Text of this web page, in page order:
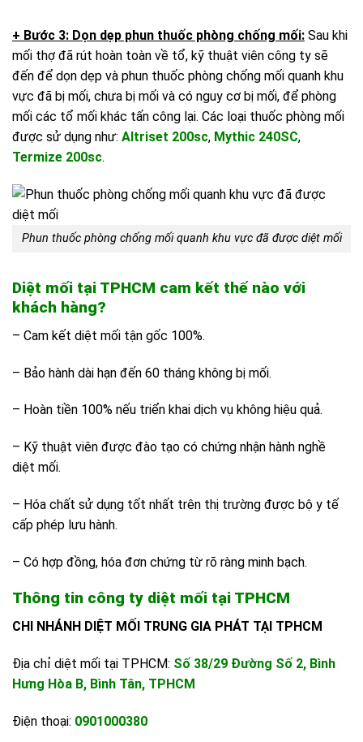
+ Bước 3: Dọn dẹp phun thuốc phòng chống mối: Sau khi
mối thợ đã rút hoàn toàn về tổ, kỹ thuật viên công ty sẽ
đến để dọn dẹp và phun thuốc phòng chống mối quanh khu
vực đã bị mối, chưa bị mối và có nguy cơ bị mối, để phòng
mối các tổ mối khác tấn công lại. Các loại thuốc phòng mối
được sử dụng như: Altriset 200sc, Mythic 240SC,
Termize 200sc.
Phun thuốc phòng chống mối quanh khu vực đã được diệt mối
Diệt mối tại TPHCM cam kết thế nào với
khách hàng?
– Cam kết diệt mối tận gốc 100%.
– Bảo hành dài hạn đến 60 tháng không bị mối.
– Hoàn tiền 100% nếu triển khai dịch vụ không hiệu quả.
– Kỹ thuật viên được đào tạo có chứng nhận hành nghề
diệt mối.
– Hóa chất sử dụng tốt nhất trên thị trường được bộ y tế
cấp phép lưu hành.
– Có hợp đồng, hóa đơn chứng từ rõ ràng minh bạch.
Thông tin công ty diệt mối tại TPHCM
CHI NHÁNH DIỆT MỐI TRUNG GIA PHÁT TẠI TPHCM
Địa chỉ diệt mối tại TPHCM: Số 38/29 Đường Số 2, Bình
Hưng Hòa B, Bình Tân, TPHCM
Điện thoại: 0901000380